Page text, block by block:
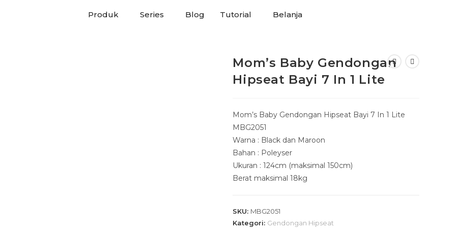
Produk Series Blog Tutorial Belanja
Mom’s Baby Gendongan
Hipseat Bayi 7 In 1 Lite
Mom’s Baby Gendongan Hipseat Bayi 7 In 1 Lite
MBG2051
Warna : Black dan Maroon
Bahan : Poleyser
Ukuran : 124cm (maksimal 150cm)
Berat maksimal 18kg
SKU: MBG2051
Kategori: Gendongan Hipseat